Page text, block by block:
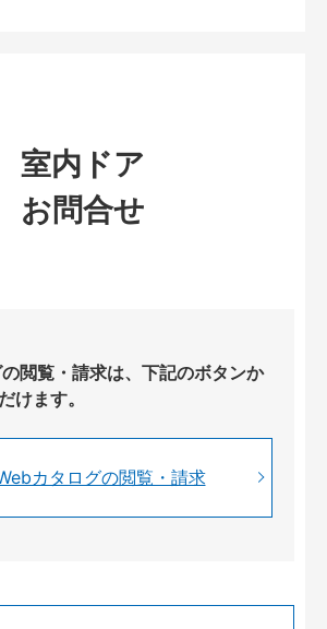
室内ドア
お問合せ
閲覧・請求は、下記のボタンか
けます。
カタログの閲覧・請求